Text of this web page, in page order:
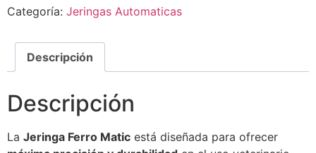
Categoría: Jeringas Automaticas
Descripción
Descripción
La Jeringa Ferro Matic está diseñada para ofrecer